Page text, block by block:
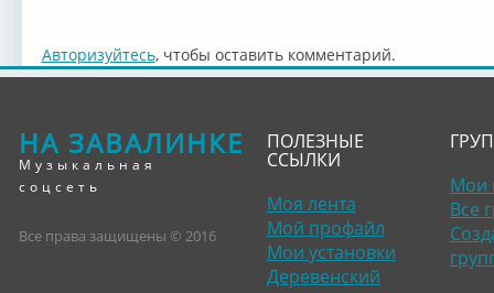
Авторизуйтесь, чтобы оставить комментарий.
НА ЗАВАЛИНКЕ
Музыкальная
соцсеть
Все права защищены © 2016
ПОЛЕЗНЫЕ
ССЫЛКИ
Моя лента
Мой профайл
Мои установки
Деревенский
Мои
Все